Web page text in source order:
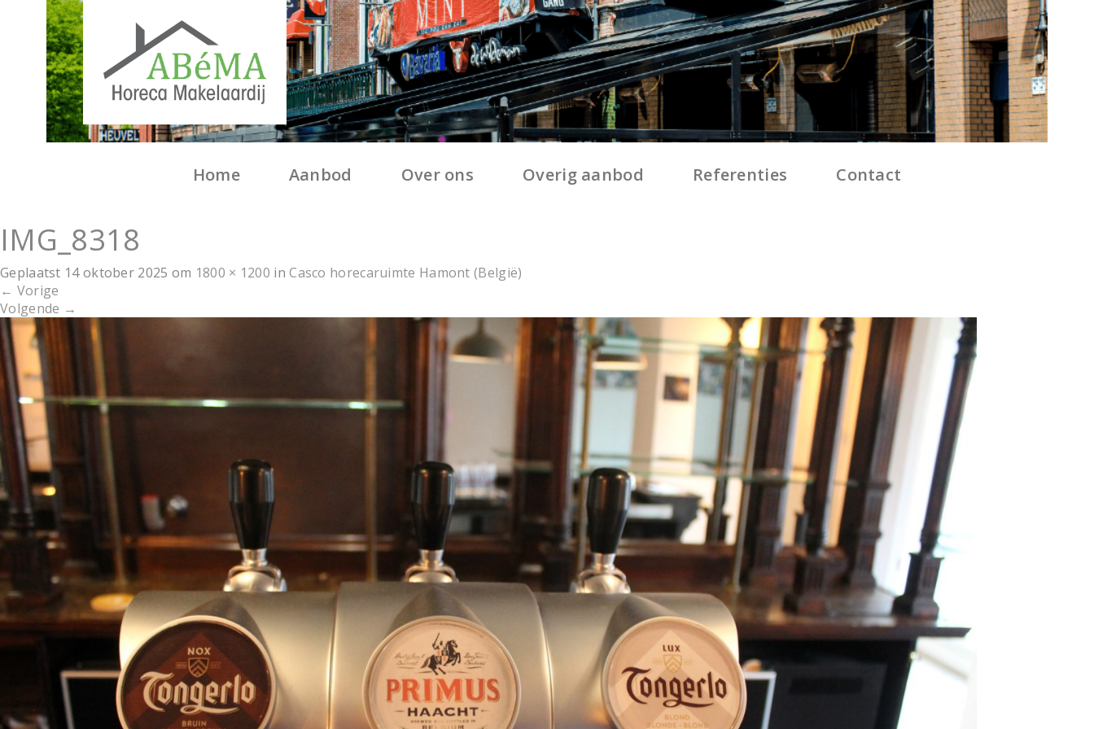
Home Aanbod Over ons Overig aanbod Referenties Contact
IMG_8318
Geplaatst 14 oktober 2025 om 1800 × 1200 inCasco horecaruimte Hamont (België)
← Vorige
Volgende →